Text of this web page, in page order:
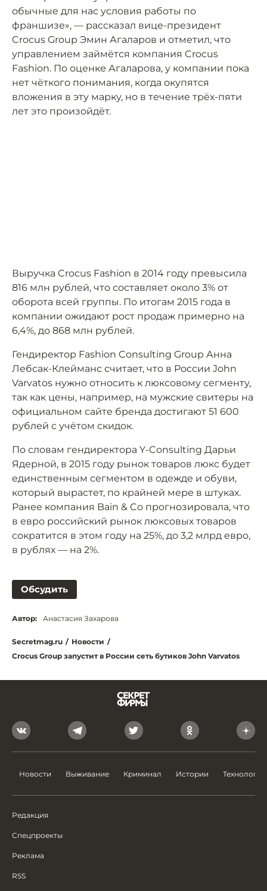
обычные для нас условия работы по
франшизе», — рассказал вице-президент
Crocus Group Эмин Агаларов и отметил, что
управлением займётся компания Crocus
Fashion. По оценке Агаларова, у компании пока
нет чёткого понимания, когда окупятся
вложения в эту марку, но в течение трёх-пяти
лет это произойдёт.
Выручка Crocus Fashion в 2014 году превысила
816 млн рублей, что составляет около 3% от
оборота всей группы. По итогам 2015 года в
компании ожидают рост продаж примерно на
6,4%, до 868 млн рублей.
Гендиректор Fashion Consulting Group Анна
Лебсак-Клейманс считает, что в России John
Varvatos нужно относить к люксовому сегменту,
так как цены, например, на мужские свитеры на
официальном сайте бренда достигают 51 600
рублей с учётом скидок.
По словам гендиректора Y-Consulting Дарьи
Ядерной, в 2015 году рынок товаров люкс будет
единственным сегментом в одежде и обуви,
который вырастет, по крайней мере в штуках.
Ранее компания Bain & Co прогнозировала, что
в евро российский рынок люксовых товаров
сократится в этом году на 25%, до 3,2 млрд евро,
в рублях — на 2%.
Обсудить
Автор: Анастасия Захарова
Secretmag.ru / Новости /
Crocus Group запустит в России сеть бутиков John Varvatos
Новости Выживание Криминал Истории Технологии
Редакция
Спецпроекты
Реклама
RSS